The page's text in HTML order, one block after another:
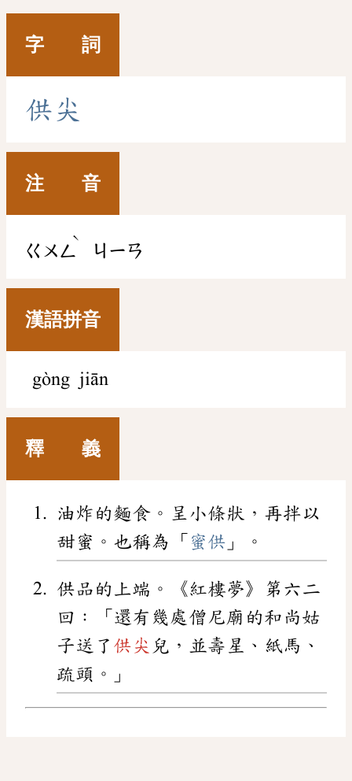
字 詞
供 尖
注 音
ㄍㄨㄥ
ˋ
ㄐㄧㄢ
漢語拼音
gòng jiān
釋 義
油炸的麵食。呈小條狀，再拌以
甜蜜。也稱為「 蜜供 」。
供品的上端。《紅樓夢》第六二
回：「還有幾處僧尼廟的和尚姑
子送了 供尖 兒，並壽星、紙馬、
疏頭。」